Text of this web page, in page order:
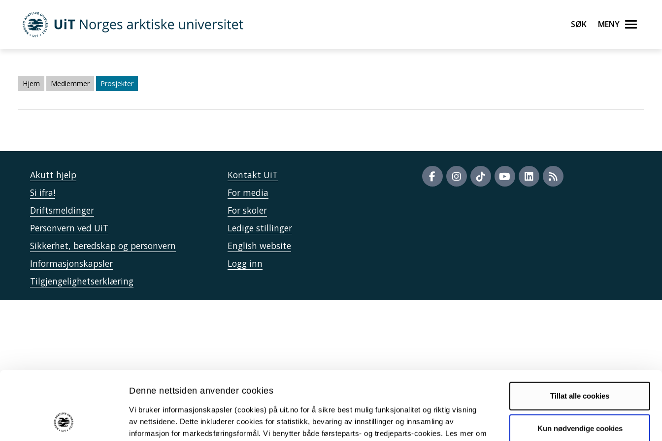
Denne nettsiden anvender cookies
Vi bruker informasjonskapsler (cookies) på uit.no for å sikre best mulig funksjonalitet og riktig visning
av nettsidene. Dette inkluderer cookies for statistikk, bevaring av innstillinger og innsamling av
informasjon for markedsføringsformål. Vi benytter både førsteparts- og tredjeparts-cookies. Les mer om
Tillat alle cookies
Kun nødvendige cookies
UiT Norges arktiske universitet Søk Meny
Hjem Medlemmer Prosjekter
Akutt hjelp
Si ifra!
Driftsmeldinger
Personvern ved UiT
Sikkerhet, beredskap og personvern
Informasjonskapsler
Tilgjengelighetserklæring
Kontakt UiT
For media
For skoler
Ledige stillinger
English website
Logg inn